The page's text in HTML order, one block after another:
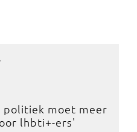
politiek moet meer
lhbti+-ers'